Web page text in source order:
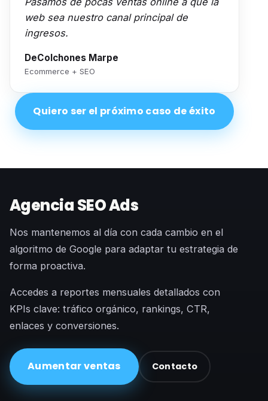
web sea nuestro canal principal de
ingresos.
DeColchones Marpe
Ecommerce + SEO
Quiero ser el próximo caso de éxito
Agencia SEO Ads
Nos mantenemos al día con cada cambio en el
algoritmo de Google para adaptar tu estrategia de
forma proactiva.
Accedes a reportes mensuales detallados con
KPIs clave: tráfico orgánico, rankings, CTR,
enlaces y conversiones.
Aumentar ventas Contacto